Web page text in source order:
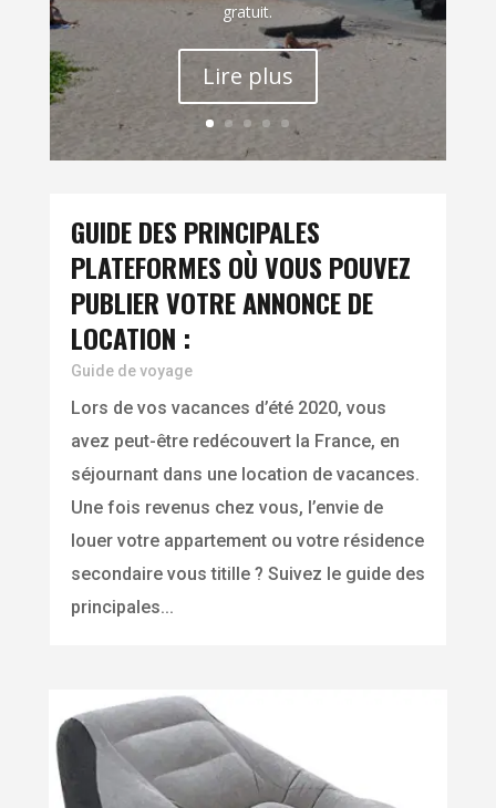
gratuit.
Lire plus
GUIDE DES PRINCIPALES
PLATEFORMES OÙ VOUS POUVEZ
PUBLIER VOTRE ANNONCE DE
LOCATION :
Guide de voyage
Lors de vos vacances d’été 2020, vous
avez peut-être redécouvert la France, en
séjournant dans une location de vacances.
Une fois revenus chez vous, l’envie de
louer votre appartement ou votre résidence
secondaire vous titille ? Suivez le guide des
principales...